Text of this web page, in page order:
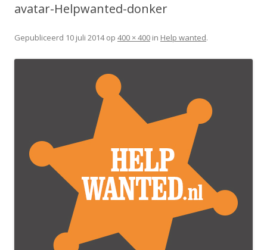
avatar-Helpwanted-donker
Gepubliceerd 10 juli 2014op 400 × 400 in Help wanted.